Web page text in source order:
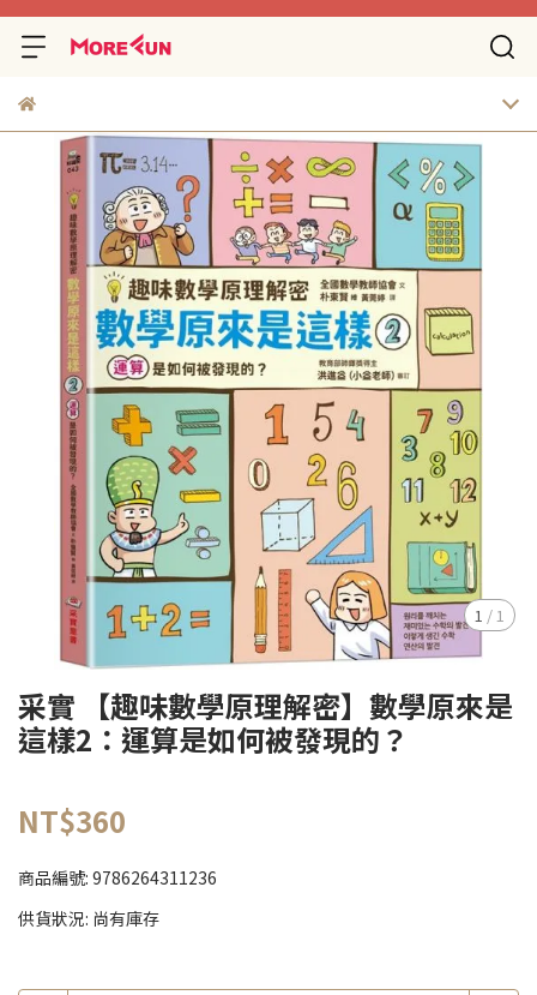
1 /1
采實 【趣味數學原理解密】數學原來是
這樣2：運算是如何被發現的？
NT$360
商品編號: 9786264311236
供貨狀況: 尚有庫存